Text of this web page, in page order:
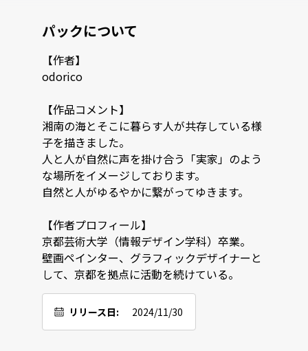
パックについて
【作者】
odorico
【作品コメント】
湘南の海とそこに暮らす人が共存している様
子を描きました。
人と人が自然に声を掛け合う「実家」のよう
な場所をイメージしております。
自然と人がゆるやかに繋がってゆきます。
【作者プロフィール】
京都芸術大学（情報デザイン学科）卒業。
壁画ペインター、グラフィックデザイナーと
して、京都を拠点に活動を続けている。
リリース日: 2024/11/30